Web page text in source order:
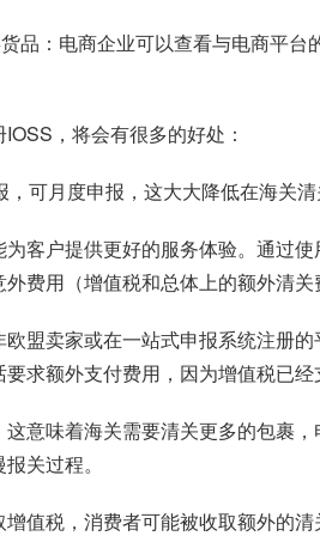
品：电商企业可以查看与电商平
，将会有很多的好处：
可月度申报，这大大降低在海关
客户提供更好的服务体验。通过
费用（增值税和总体上的额外清关
盟卖家或在一站式申报系统注册
求额外支付费用，因为增值税已经
意味着海关需要清关更多的包裹
关过程。
值税，消费者可能被收取额外的清